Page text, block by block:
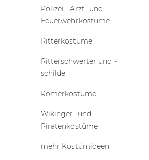
Polizei-, Arzt- und
Feuerwehrkostüme
Ritterkostüme
Ritterschwerter und -
schilde
Römerkostüme
Wikinger- und
Piratenkostüme
mehr Kostümideen